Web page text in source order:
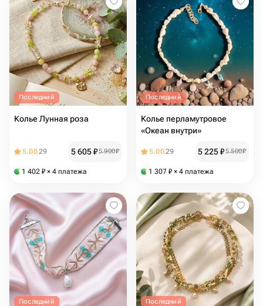
Последний
Колье Лунная роза
5.0029 5 605₽5 900₽
1 402 ₽ × 4 платежа
Последний
Колье перламутровое
«Океан внутри»
5.0029 5 225₽5 500₽
1 307 ₽ × 4 платежа
Последний Последний